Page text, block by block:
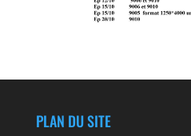
PLAN DU SITE